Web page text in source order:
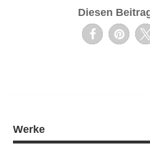
Diesen
Werke